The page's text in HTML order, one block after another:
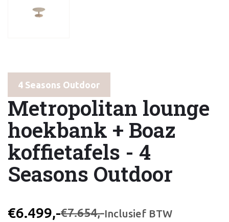
4 Seasons Outdoor
Metropolitan lounge
hoekbank + Boaz
koffietafels - 4
Seasons Outdoor
€6.499,-€7.654,-Inclusief BTW